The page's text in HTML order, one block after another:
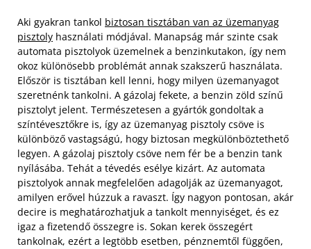
Aki gyakran tankol biztosan tisztában van az üzemanyag
pisztoly használati módjával. Manapság már szinte csak
automata pisztolyok üzemelnek a benzinkutakon, így nem
okoz különösebb problémát annak szakszerű használata.
Először is tisztában kell lenni, hogy milyen üzemanyagot
szeretnénk tankolni. A gázolaj fekete, a benzin zöld színű
pisztolyt jelent. Természetesen a gyártók gondoltak a
színtévesztőkre is, így az üzemanyag pisztoly csöve is
különböző vastagságú, hogy biztosan megkülönböztethető
legyen. A gázolaj pisztoly csöve nem fér be a benzin tank
nyílásába. Tehát a tévedés esélye kizárt. Az automata
pisztolyok annak megfelelően adagolják az üzemanyagot,
amilyen erővel húzzuk a ravaszt. Így nagyon pontosan, akár
decire is meghatározhatjuk a tankolt mennyiséget, és ez
igaz a fizetendő összegre is. Sokan kerek összegért
tankolnak, ezért a legtöbb esetben, pénznemtől függően,